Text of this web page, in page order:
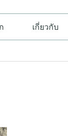
เกี่ยวกับ